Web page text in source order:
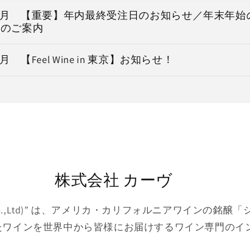
月 【重要】年内最終受注日のお知らせ／年末年始
ご案内
【Feel Wine in 東京】お知らせ！
株式会社 カーヴ
は、アメリカ・カリフォルニアワインの銘醸「
インを世界中から皆様にお届けするワイン専門のイ